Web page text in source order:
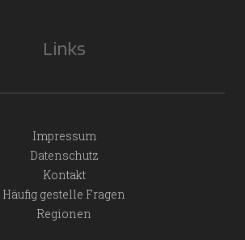
Links
Impressum
Datenschutz
Kontakt
Häufig gestelle Fragen
Regionen